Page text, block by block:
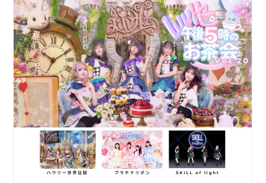
CONTACT